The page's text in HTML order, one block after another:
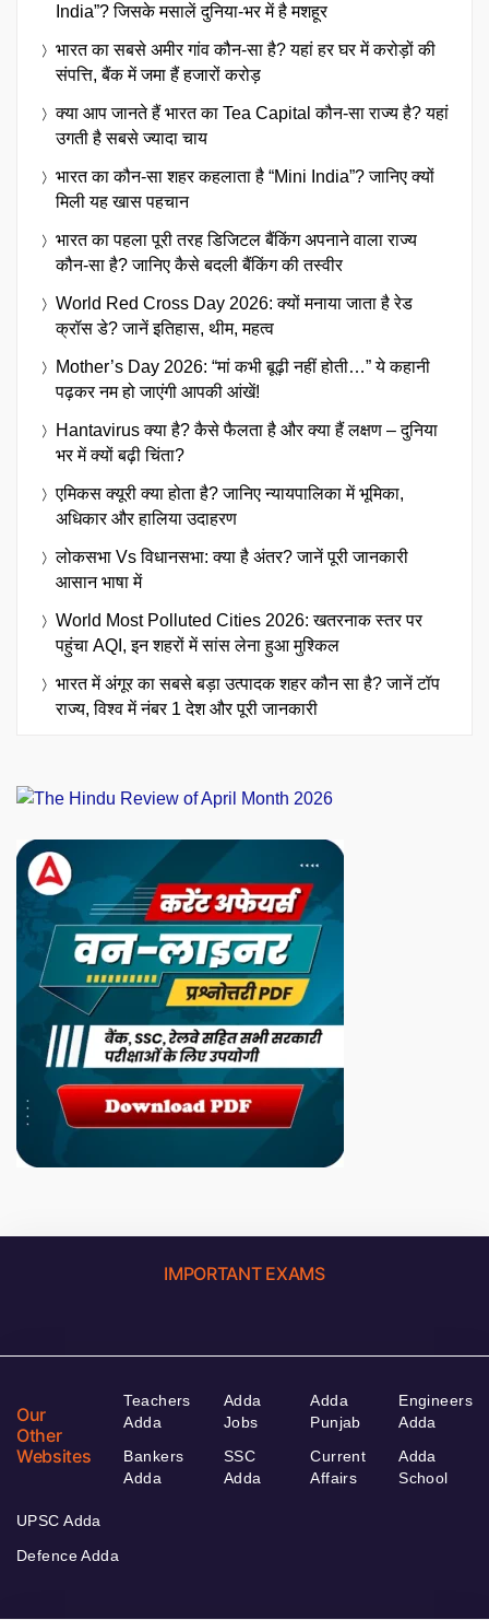
India”? जिसके मसालें दुनिया-भर में है मशहूर
भारत का सबसे अमीर गांव कौन-सा है? यहां हर घर में करोड़ों की
संपत्ति, बैंक में जमा हैं हजारों करोड़
क्या आप जानते हैं भारत का Tea Capital कौन-सा राज्य है? यहां
उगती है सबसे ज्यादा चाय
भारत का कौन-सा शहर कहलाता है “Mini India”? जानिए क्यों
मिली यह खास पहचान
भारत का पहला पूरी तरह डिजिटल बैंकिंग अपनाने वाला राज्य
कौन-सा है? जानिए कैसे बदली बैंकिंग की तस्वीर
World Red Cross Day 2026: क्यों मनाया जाता है रेड
क्रॉस डे? जानें इतिहास, थीम, महत्व
Mother’s Day 2026: “मां कभी बूढ़ी नहीं होती…” ये कहानी
पढ़कर नम हो जाएंगी आपकी आंखें!
Hantavirus क्या है? कैसे फैलता है और क्या हैं लक्षण – दुनिया
भर में क्यों बढ़ी चिंता?
एमिकस क्यूरी क्या होता है? जानिए न्यायपालिका में भूमिका,
अधिकार और हालिया उदाहरण
लोकसभा Vs विधानसभा: क्या है अंतर? जानें पूरी जानकारी
आसान भाषा में
World Most Polluted Cities 2026: खतरनाक स्तर पर
पहुंचा AQI, इन शहरों में सांस लेना हुआ मुश्किल
भारत में अंगूर का सबसे बड़ा उत्पादक शहर कौन सा है? जानें टॉप
राज्य, विश्व में नंबर 1 देश और पूरी जानकारी
IMPORTANT EXAMS
Our
Other
Websites
Teachers
Adda
Bankers
Adda
Adda
Jobs
SSC
Adda
Adda
Punjab
Current
Affairs
Engineers
Adda
Adda
School
UPSC Adda
Defence Adda